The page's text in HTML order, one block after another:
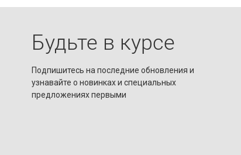
Будьте в курсе
Подпишитесь на последние обновления и
узнавайте о новинках и специальных
предложениях первыми